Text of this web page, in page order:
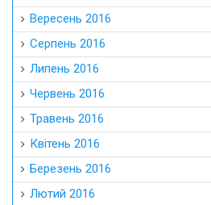
Вересень 2016
Серпень 2016
Липень 2016
Червень 2016
Травень 2016
Квітень 2016
Березень 2016
Лютий 2016